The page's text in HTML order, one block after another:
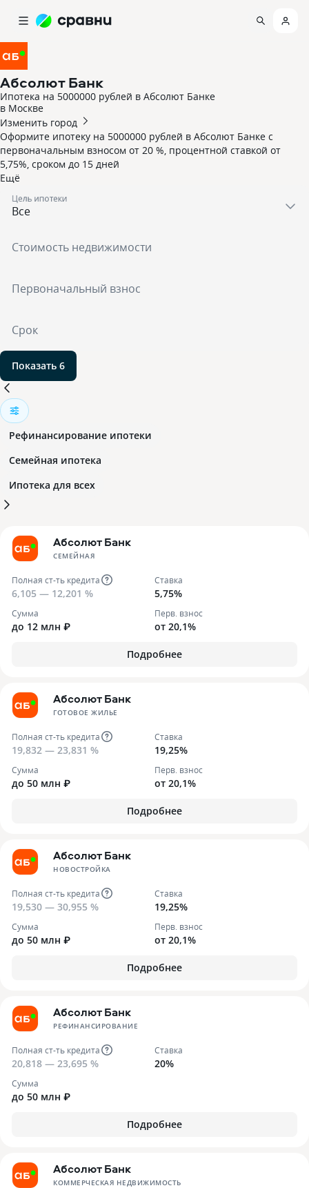
Абсолют Банк
Ипотека на 5000000 рублей в Абсолют Банке
в Москве
Изменить город
Оформите ипотеку на 5000000 рублей в Абсолют Банке с
первоначальным взносом от 20 %, процентной ставкой от
5,75%, сроком до 15 дней
Eщё
Цель ипотеки
Стоимость недвижимости
Первоначальный взнос
Срок
Показать 6
Рефинансирование ипотеки
Семейная ипотека
Ипотека для всех
Абсолют Банк
СЕМЕЙНАЯ
Полная ст-ть кредита
6,105 — 12,201 %
Ставка
5,75%
Сумма
до 12 млн ₽
Перв. взнос
от 20,1%
Подробнее
Абсолют Банк
ГОТОВОЕ ЖИЛЬЕ
Полная ст-ть кредита
19,832 — 23,831 %
Ставка
19,25%
Сумма
до 50 млн ₽
Перв. взнос
от 20,1%
Подробнее
Абсолют Банк
НОВОСТРОЙКА
Полная ст-ть кредита
19,530 — 30,955 %
Ставка
19,25%
Сумма
до 50 млн ₽
Перв. взнос
от 20,1%
Подробнее
Абсолют Банк
РЕФИНАНСИРОВАНИЕ
Полная ст-ть кредита
20,818 — 23,695 %
Ставка
20%
Сумма
до 50 млн ₽
Подробнее
Абсолют Банк
КОММЕРЧЕСКАЯ НЕДВИЖИМОСТЬ